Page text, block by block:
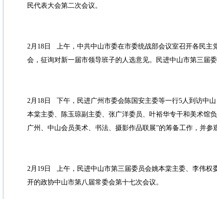
民代表大会第二次会议。
2月18日 上午，中共中山市委在市委统战部会议室召开各民主
会，征询对新一届市领导班子的人选意见。民进中山市第三届
2月18日 下午，民进广州市委会陈国安主委等一行5人到访中
本棠主委、陈玉琼副主委、张广洋委员、叶裕华专干和美术馆
广州、中山会员美术、书法、摄影作品联展”的筹备工作，并参
2月19日 上午，民进中山市第三届委员会姚本棠主委、李伟权
开的政协中山市第八届常委会第十七次会议。